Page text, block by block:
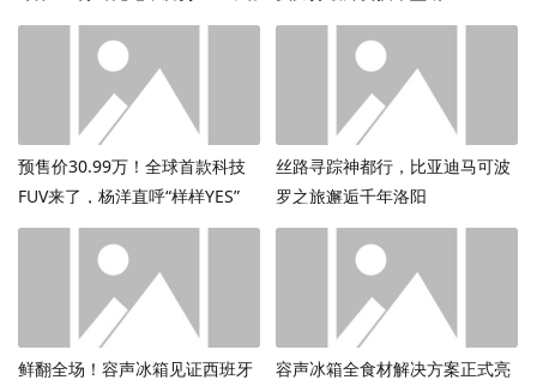
续航焦虑
预售价30.99万！全球首款科技
FUV来了，杨洋直呼“样样YES”
丝路寻踪神都行，比亚迪马可波
罗之旅邂逅千年洛阳
鲜翻全场！容声冰箱见证西班牙
容声冰箱全食材解决方案正式亮